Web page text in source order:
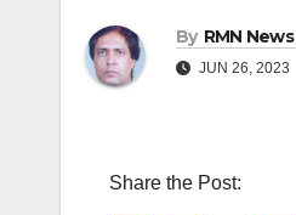
By RMN News
JUN 26, 2023
Share the Post: